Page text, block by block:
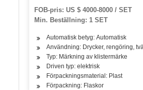
flaskdekal märkningsmaskin
FOB-pris: US $ 4000-8000 / SET
Min. Beställning: 1 SET
Automatisk betyg: Automatisk
Användning: Drycker, rengöring,
Typ: Märkning av klistermärke
Driven typ: elektrisk
Förpackningsmaterial: Plast
Förpackning: Flaskor